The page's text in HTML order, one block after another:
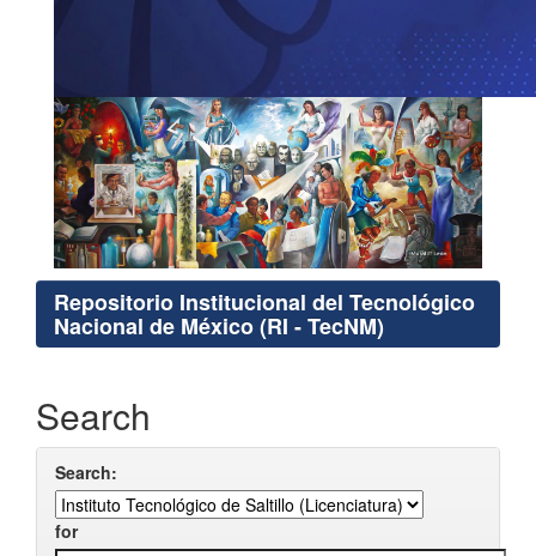
Repositorio Institucional del Tecnológico
Nacional de México (RI - TecNM)
Search
Search:
for